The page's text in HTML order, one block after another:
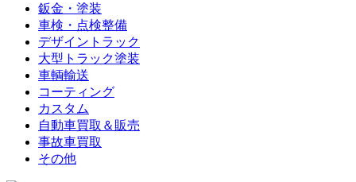
鈑金・塗装
車検・点検整備
デザイントラック
大型トラック塗装
車輌輸送
コーティング
カスタム
自動車買取＆販売
事故車買取
その他